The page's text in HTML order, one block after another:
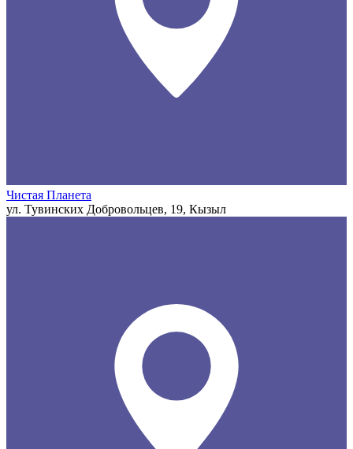
Чистая Планета
ул. Тувинских Добровольцев, 19, Кызыл